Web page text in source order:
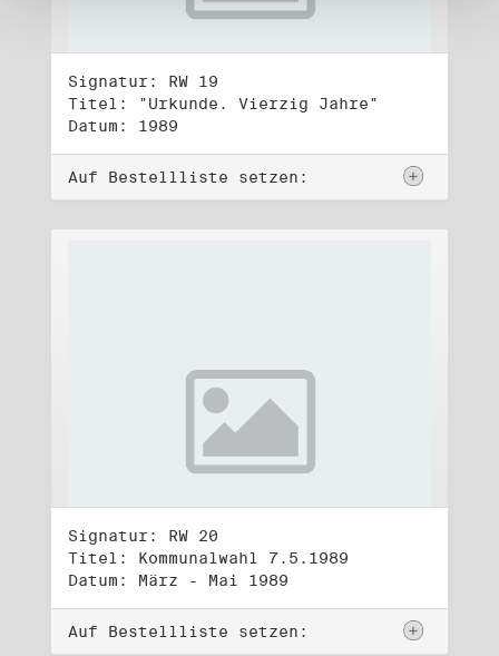
Signatur: RW 19
Titel: "Urkunde. Vierzig Jahre"
Datum: 1989
Auf Bestellliste setzen:
Signatur: RW 20
Titel: Kommunalwahl 7.5.1989
Datum: März - Mai 1989
Auf Bestellliste setzen: